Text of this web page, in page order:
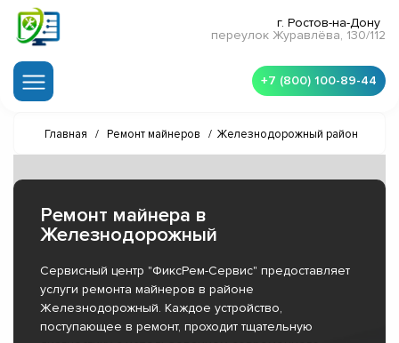
г. Ростов-на-Дону
переулок Журавлёва, 130/112
+7 (800) 100-89-44
Главная / Ремонт майнеров / Железнодорожный район
Ремонт майнера в
Железнодорожный
Сервисный центр "ФиксРем-Сервис" предоставляет
услуги ремонта майнеров в районе
Железнодорожный. Каждое устройство,
поступающее в ремонт, проходит тщательную